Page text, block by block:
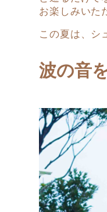
お楽しみいた
この夏は、シ
波の音